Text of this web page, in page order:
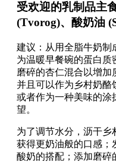
受欢迎的乳制品主
(Tvorog)、酸奶油
建议：从用全脂牛奶制
为温暖早餐碗的蛋白质
磨碎的杏仁混合以增加
并且可以作为乡村奶酪
或者作为一种美味的涂
望。
为了调节水分，沥干乡
获得更奶油般的口感；
酸奶的搭配；添加磨碎